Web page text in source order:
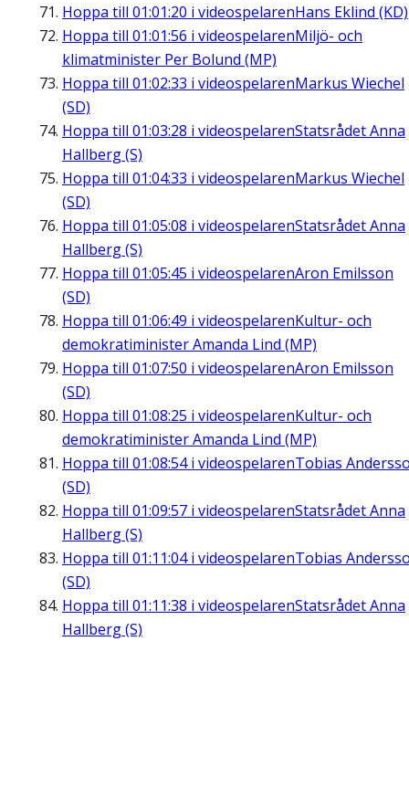
Hoppa till 01:01:20 i videospelarenHans Eklind (KD)
Hoppa till 01:01:56 i videospelarenMiljö- och
klimatminister Per Bolund (MP)
Hoppa till 01:02:33 i videospelarenMarkus Wiechel
(SD)
Hoppa till 01:03:28 i videospelarenStatsrådet Anna
Hallberg (S)
Hoppa till 01:04:33 i videospelarenMarkus Wiechel
(SD)
Hoppa till 01:05:08 i videospelarenStatsrådet Anna
Hallberg (S)
Hoppa till 01:05:45 i videospelarenAron Emilsson
(SD)
Hoppa till 01:06:49 i videospelarenKultur- och
demokratiminister Amanda Lind (MP)
Hoppa till 01:07:50 i videospelarenAron Emilsson
(SD)
Hoppa till 01:08:25 i videospelarenKultur- och
demokratiminister Amanda Lind (MP)
Hoppa till 01:08:54i videospelarenTobias
(SD)
Hoppa till 01:09:57 i videospelarenStatsrådet Anna
Hallberg (S)
Hoppa till 01:11:04i videospelarenTobias
(SD)
Hoppa till 01:11:38 i videospelarenStatsrådet Anna
Hallberg (S)